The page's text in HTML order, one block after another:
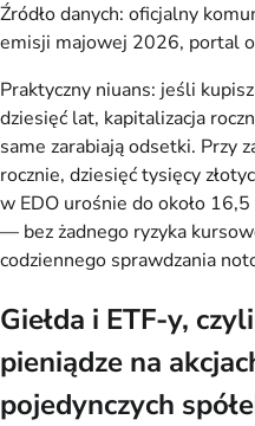
Źródło danych: oficjalny
emisji majowej 2026, portal
Praktyczny niuans: jeśli
dziesięć lat, kapitalizacja
same zarabiają odsetki. Przy
rocznie, dziesięć tysięcy
w EDO urośnie do około
— bez żadnego ryzyka
codziennego sprawdzania
Giełda i ETF-y,
pieniądze na
pojedynczych